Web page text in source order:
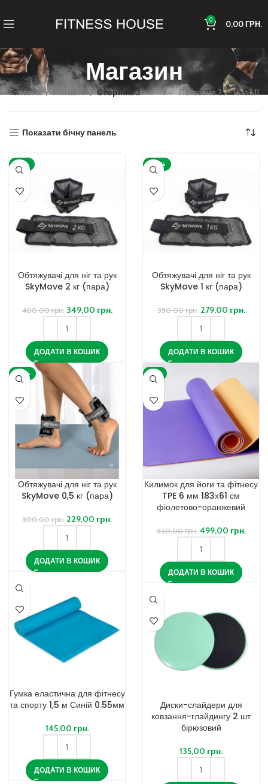
0 0,00ГРН.
Магазин
Головна Магазин Сторінка 3 Показано 25–36 із 611
Показати бічну панель
-13%
Обтяжувачі для ніг та рук
SkyMove 2 кг (пара)
400,00грн. 349,00 грн.
ДОДАТИ В КОШИК
-20%
Обтяжувачі для ніг та рук
SkyMove 1 кг (пара)
350,00грн. 279,00 грн.
ДОДАТИ В КОШИК
-24%
Обтяжувачі для ніг та рук
SkyMove 0,5 кг (пара)
300,00грн. 229,00 грн.
ДОДАТИ В КОШИК
-9%
Килимок для йоги та фітнесу
TPE 6 мм 183х61 см
фіолетово-оранжевий
550,00грн. 499,00 грн.
ДОДАТИ В КОШИК
Гумка еластична для фітнесу
та спорту 1,5 м Синій 0.55мм
145,00 грн.
ДОДАТИ В КОШИК
Диски-слайдери для
ковзання-глайдингу 2 шт
бірюзовий
135,00 грн.